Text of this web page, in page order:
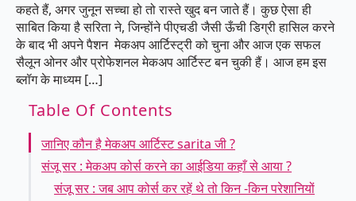
कहते हैं, अगर जुनून सच्चा हो तो रास्ते खुद बन जाते हैं। कुछ ऐसा ही
साबित किया है सरिता ने, जिन्होंने पीएचडी जैसी ऊँची डिग्री हासिल करने
के बाद भी अपने पैशन मेकअप आर्टिस्ट्री को चुना और आज एक सफल
सैलून ओनर और प्रोफेशनल मेकअप आर्टिस्ट बन चुकी हैं। आज हम इस
ब्लॉग के माध्यम […]
Table Of Contents
जानिए कौन है मेकअप आर्टिस्ट sarita जी ?
संजू सर : मेकअप कोर्स करने का आईडिया कहाँ से आया ?
संजू सर : जब आप कोर्स कर रहें थे तो किन -किन परेशानियों